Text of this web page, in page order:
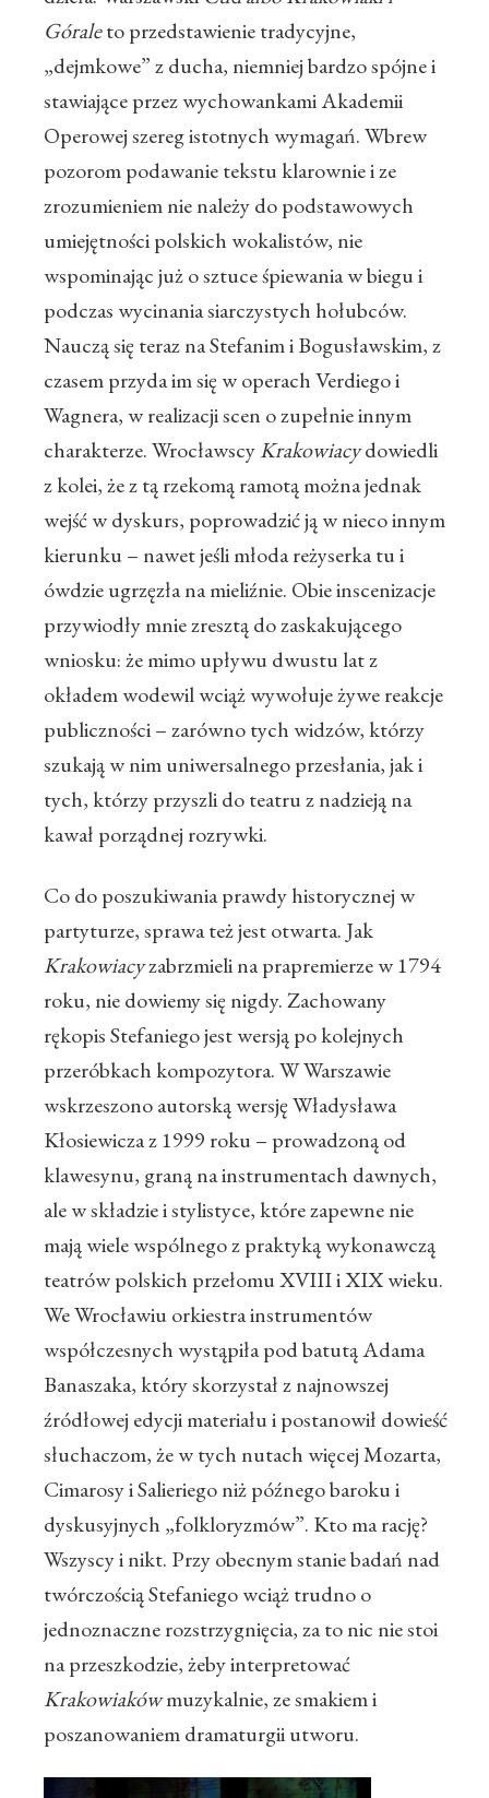
Góraleto przedstawienie tradycyjne,
„dejmkowe” z ducha, niemniej bardzo spójne i
stawiające przez wychowankami Akademii
Operowej szereg istotnych wymagań. Wbrew
pozorom podawanie tekstu klarownie i ze
zrozumieniem nie należy do podstawowych
umiejętności polskich wokalistów, nie
wspominając już o sztuce śpiewania w biegu i
podczas wycinania siarczystych hołubców.
Nauczą się teraz na Stefanim i Bogusławskim, z
czasem przyda im się w operach Verdiego i
Wagnera, w realizacji scen o zupełnie innym
charakterze. WrocławscyKrakowiacydowiedli
z kolei, że z tą rzekomą ramotą można jednak
wejść w dyskurs, poprowadzić ją w nieco innym
kierunku – nawet jeśli młoda reżyserka tu i
ówdzie ugrzęzła na mieliźnie. Obie inscenizacje
przywiodły mnie zresztą do zaskakującego
wniosku: że mimo upływu dwustu lat z
okładem wodewil wciąż wywołuje żywe reakcje
publiczności – zarówno tych widzów, którzy
szukają w nim uniwersalnego przesłania, jak i
tych, którzy przyszli do teatru z nadzieją na
kawał porządnej rozrywki.
Co do poszukiwania prawdy historycznej w
partyturze, sprawa też jest otwarta. Jak
Krakowiacyzabrzmieli na prapremierze w 1794
roku, nie dowiemy się nigdy. Zachowany
rękopis Stefaniego jest wersją po kolejnych
przeróbkach kompozytora. W Warszawie
wskrzeszono autorską wersję Władysława
Kłosiewicza z 1999 roku – prowadzoną od
klawesynu, graną na instrumentach dawnych,
ale w składzie i stylistyce, które zapewne nie
mają wiele wspólnego z praktyką wykonawczą
teatrów polskich przełomu XVIII i XIX wieku.
We Wrocławiu orkiestra instrumentów
współczesnych wystąpiła pod batutą Adama
Banaszaka, który skorzystał z najnowszej
źródłowej edycji materiału i postanowił dowieść
słuchaczom, że w tych nutach więcej Mozarta,
Cimarosy i Salieriego niż późnego baroku i
dyskusyjnych „folkloryzmów”. Kto ma rację?
Wszyscy i nikt. Przy obecnym stanie badań nad
twórczością Stefaniego wciąż trudno o
jednoznaczne rozstrzygnięcia, za to nic nie stoi
na przeszkodzie, żeby interpretować
Krakowiakówmuzykalnie, ze smakiem i
poszanowaniem dramaturgii utworu.